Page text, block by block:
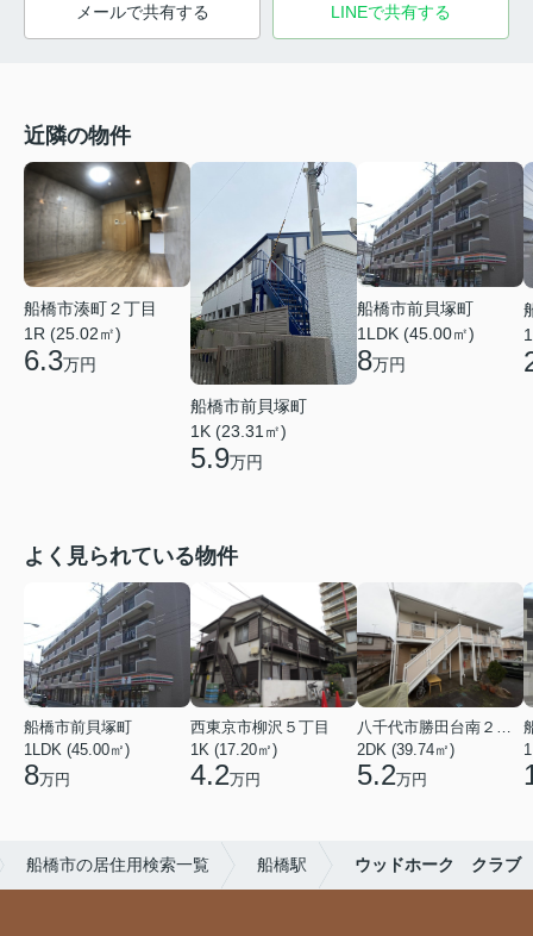
メールで共有する LINEで共有する
近隣の物件
船橋市湊町２丁目
1R (25.02㎡)
6.3万円
船橋市前貝塚町
1K (23.31㎡)
5.9万円
船橋市前貝塚町
1LDK (45.00㎡)
8万円
よく見られている物件
船橋市前貝塚町
1LDK (45.00㎡)
8万円
西東京市柳沢５丁目
1K (17.20㎡)
4.2万円
八千代市勝田台南２丁目
2DK (39.74㎡)
5.2万円
船橋市の居住用検索一覧 船橋駅 ウッドホーク クラブ